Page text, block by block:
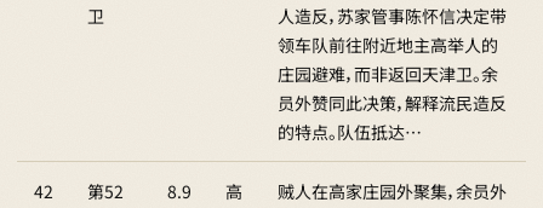
卫
人造反，苏家管事陈怀信决定带
领车队前往附近地主高举人的
庄园避难，而非返回天津卫。余
员外赞同此决策，解释流民造反
的特点。队伍抵达…
42
第52
8.9
高
贼人在高家庄园外聚集，余员外